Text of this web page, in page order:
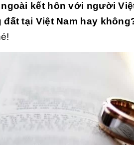
kết hôn với người
đất tại Việt Nam hay